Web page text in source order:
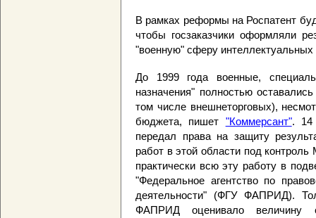
В рамках реформы на Роспатент
чтобы госзаказчики оформляли
"военную" сферу интеллектуальных
До 1999 года военные,
назначения" полностью
том числе внешнеторговых),
бюджета, пишет "Коммерсант". 14
передал права на защиту
работ в этой области под
практически всю эту работу в
"Федеральное агентство по
деятельности" (ФГУ ФАПРИД).
ФАПРИД оценивало величину